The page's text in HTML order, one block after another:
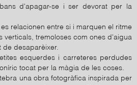
d'apagar-se i ser devorat per la
relacionen entre si i marquen el ritme
verticals, tremoloses com ones d'aigua
de desaparèixer.
esquerdes i carreteres perdudes
tocat per la màgia de les coses.
una obra fotogràfica inspirada per